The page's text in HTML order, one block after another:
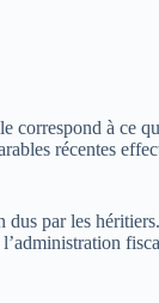
à ce
récentes
par les